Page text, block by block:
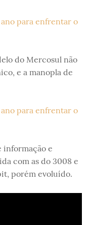
do Mercosul não
e a manopla de
informação e
com as do 3008 e
porém evoluído.